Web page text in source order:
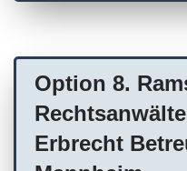
Option 8.
Erbrecht